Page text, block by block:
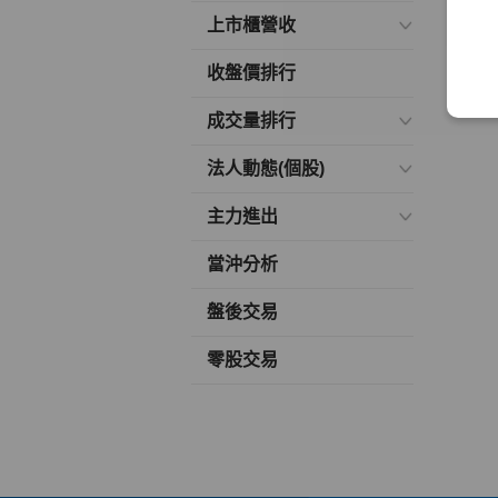
上市櫃營收
收盤價排行
成交量排行
法人動態(個股)
主力進出
當沖分析
盤後交易
零股交易